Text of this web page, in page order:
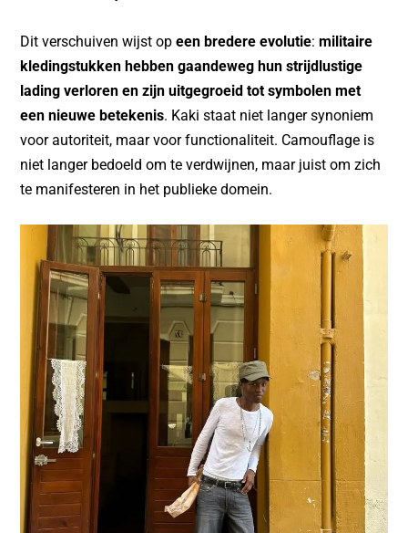
Dit verschuiven wijst opeen bredere evolutie:militaire
kledingstukken hebben gaandeweg hun strijdlustige
lading verloren en zijn uitgegroeid tot symbolen met
een nieuwe betekenis. Kaki staat niet langer synoniem
voor autoriteit, maar voor functionaliteit. Camouflage is
niet langer bedoeld om te verdwijnen, maar juist om zich
te manifesteren in het publieke domein.